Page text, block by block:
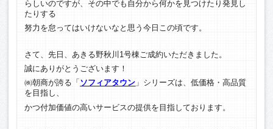
らしいのですが、その中でも自分から何かを見つけたり発見し
たりする
努力を怠ってはいけないなと思う今日この頃です。
さて、先日、あきる野秋川1号棟ご成約いただきました。
誠にありがとうございます！
㈱朝商が誇る「 ソフィアタウン 」シリーズは、低価格・高品質
を目指し、
かつ付加価値の高いサービスの提供を目指しております。